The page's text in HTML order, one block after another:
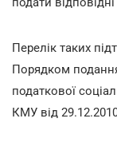
Перелік таких
Порядком
податкової
КМУ від